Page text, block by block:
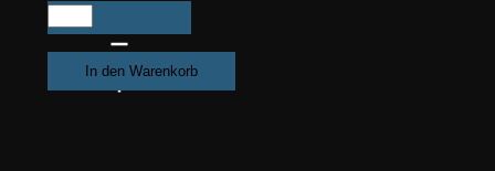
SPECTRAL
Klarlack-
VHS
In den Warenkorb